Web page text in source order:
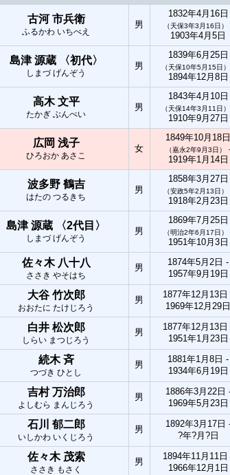
古河 市兵衛
ふるかわ いちべえ
男
1832年4月16日
（天保3年3月16日）
1903年4月5日
島津 源蔵 〈初代〉
しまづ げんぞう
男
1839年6月25日
（天保10年5月15日）
1894年12月8日
高木 文平
たかぎ ぶんぺい
男
1843年4月10日
（天保14年3月11日）
1910年9月27日
広岡 浅子
ひろおか あさこ
女
1849年10月18日
（嘉永2年9月3日）
1919年1月14日
波多野 鶴吉
はたの つるきち
男
1858年3月27日
（安政5年2月13日）
1918年2月23日
島津 源蔵 〈2代目〉
しまづ げんぞう
男
1869年7月25日
（明治2年6月17日）
1951年10月3日
佐々木 八十八
ささき やそはち
男
1874年5月2日 -
1957年9月19日
大谷 竹次郎
おおたに たけじろう
男
1877年12月13日
1969年12月29日
白井 松次郎
しらい まつじろう
男
1877年12月13日
1951年1月23日
続木 斉
つづき ひとし
男
1881年1月8日 -
1934年6月19日
吉村 万治郎
よしむら まんじろう
男
1886年3月22日
1969年5月23日
石川 郁二郎
いしかわ いくじろう
男
1892年3月17日
?年?月?日
佐々木 茂索
ささき もさく
男
1894年11月11日
1966年12月1日